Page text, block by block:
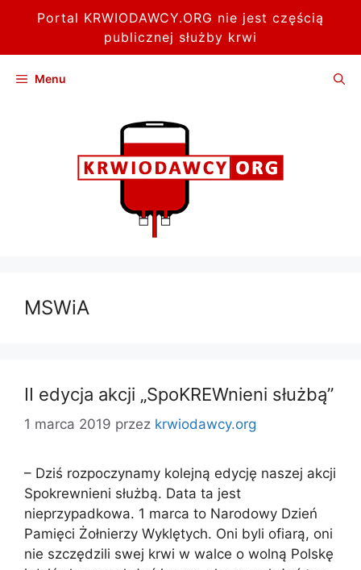
Portal KRWIODAWCY.ORG nie jest częścią
publicznej służby krwi
Menu
MSWiA
II edycja akcji „SpoKREWnieni służbą”
1 marca 2019 przez krwiodawcy.org
– Dziś rozpoczynamy kolejną edycję naszej akcji
Spokrewnieni służbą. Data ta jest
nieprzypadkowa. 1 marca to Narodowy Dzień
Pamięci Żołnierzy Wyklętych. Oni byli ofiarą, oni
nie szczędzili swej krwi w walce o wolną Polskę